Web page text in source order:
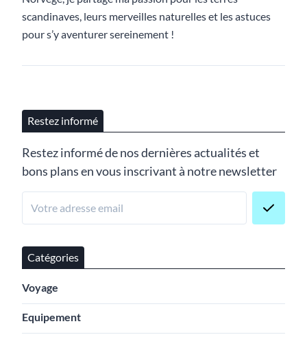
scandinaves, leurs merveilles naturelles et les astuces
pour s’y aventurer sereinement !
Restez informé
Restez informé de nos dernières actualités et
bons plans en vous inscrivant à notre newsletter
Catégories
Voyage
Equipement